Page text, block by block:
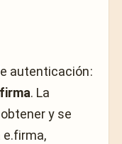
autenticación:
. La
y se